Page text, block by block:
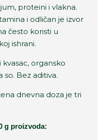
proteini i vlakna.
i odličan je izvor
često koristi u
ishrani.
organsko
so. Bez aditiva.
dnevna doza je tri
g proizvoda: